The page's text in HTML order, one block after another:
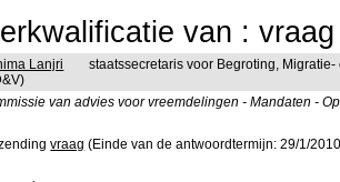
van :
Lanjri
staatssecretaris voor Begroting,
van advies voor vreemdelingen - Mandaten -
vraag (Einde van de antwoordtermijn: 29/1/